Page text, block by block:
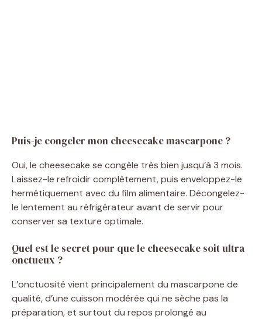
Puis-je congeler mon cheesecake mascarpone ?
Oui, le cheesecake se congèle très bien jusqu’à 3 mois.
Laissez-le refroidir complètement, puis enveloppez-le
hermétiquement avec du film alimentaire. Décongelez-
le lentement au réfrigérateur avant de servir pour
conserver sa texture optimale.
Quel est le secret pour que le cheesecake soit ultra
onctueux ?
L’onctuosité vient principalement du mascarpone de
qualité, d’une cuisson modérée qui ne sèche pas la
préparation, et surtout du repos prolongé au